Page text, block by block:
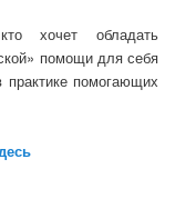
хочет обладать
помощи для себя
практике помогающих